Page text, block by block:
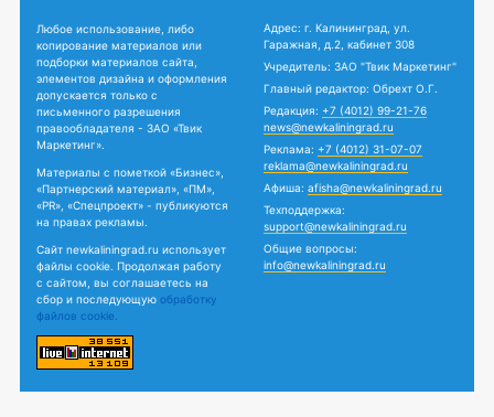
Любое использование, либо
копирование материалов или
подборки материалов сайта,
элементов дизайна и оформления
допускается только с
письменного разрешения
правообладателя - ЗАО «Твик
Маркетинг».
Материалы с пометкой «Бизнес»,
«Партнерский материал», «ПМ»,
«PR», «Спецпроект» - публикуются
на правах рекламы.
Сайт newkaliningrad.ru использует
файлы cookie. Продолжая работу
с сайтом, вы соглашаетесь на
сбор и последующую обработку
файлов cookie.
Адрес: г. Калининград, ул.
Гаражная, д.2, кабинет 308
Учредитель: ЗАО "Твик Маркетинг"
Главный редактор: Обрехт О.Г.
Редакция: +7 (4012) 99-21-76
news@newkaliningrad.ru
Реклама: +7 (4012) 31-07-07
reklama@newkaliningrad.ru
Афиша: afisha@newkaliningrad.ru
Техподдержка:
support@newkaliningrad.ru
Общие вопросы:
info@newkaliningrad.ru